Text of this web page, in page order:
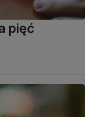
pięć